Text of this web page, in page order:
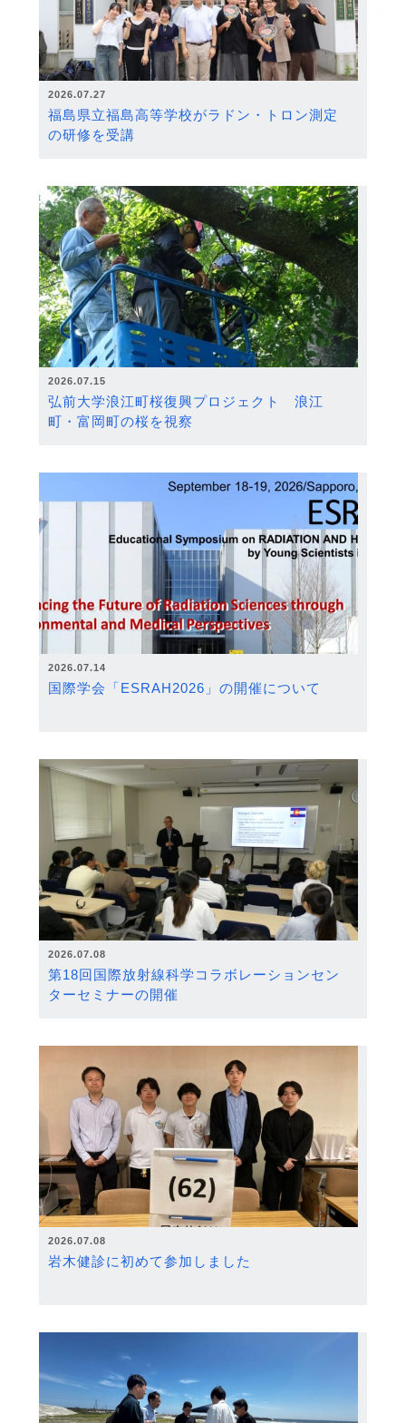
2026.07.27
福島県立福島高等学校がラドン・トロン測定
の研修を受講
2026.07.15
弘前大学浪江町桜復興プロジェクト 浪江
町・富岡町の桜を視察
2026.07.14
国際学会「ESRAH2026」の開催について
2026.07.08
第18回国際放射線科学コラボレーションセン
ターセミナーの開催
2026.07.08
岩木健診に初めて参加しました